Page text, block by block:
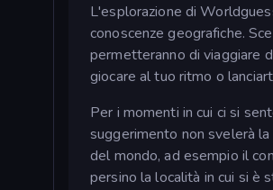
L'esplorazione di
conoscenze geografiche.
permetteranno di viaggiare
giocare al tuo ritmo o
Per i momenti in cui ci si
suggerimento non svelerà
del mondo, ad esempio il
persino la località in cui si è